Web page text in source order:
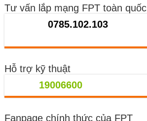
Tư vấn lắp mạng FPT toàn quốc
0785.102.103
Hỗ trợ kỹ thuật
19006600
Fanpage chính thức của FPT